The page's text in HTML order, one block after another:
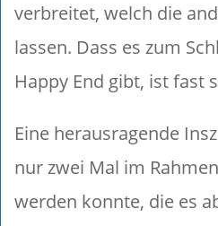
verbreitet, welch die
lassen. Dass es zum
Happy End gibt, ist fast
Eine herausragende
nur zwei Mal im
werden konnte, die es